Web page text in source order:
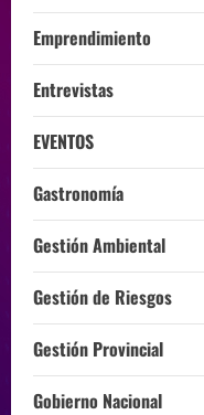
Emprendimiento
Entrevistas
EVENTOS
Gastronomía
Gestión Ambiental
Gestión de Riesgos
Gestión Provincial
Gobierno Nacional